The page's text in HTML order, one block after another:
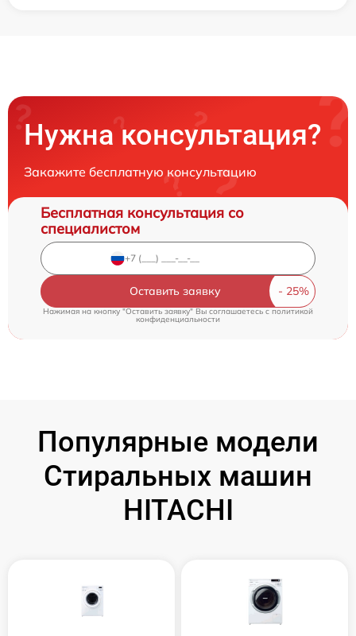
Нужна консультация?
Закажите бесплатную консультацию
Бесплатная консультация со
специалистом
Оставить заявку
Нажимая на кнопку "Оставить заявку" Вы соглашаетесь cполитикой
конфиденциальности
Популярные модели
Стиральных машин
HITACHI